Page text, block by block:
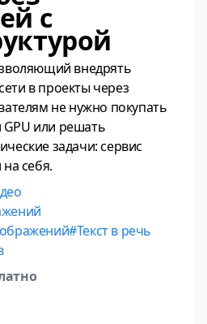
с
внедрять
в проекты через
не нужно покупать
или решать
задачи: сервис
себя.
Текст в речь